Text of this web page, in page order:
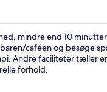
mindre end 10
caféen og besøge
Andre faciliteter tæller
forhold.